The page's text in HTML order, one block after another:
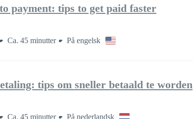
payment: tips to get paid faster
Ca. 45 minutter På engelsk
tips om sneller betaald te worden
Ca. 45 minutter På nederlandsk